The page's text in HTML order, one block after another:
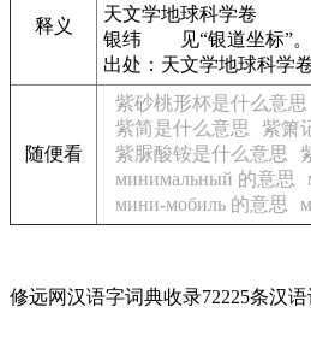
释义
天文学地球科学卷
银纬 见“银道坐标”。
出处：天文学地球科学
随便看
紫砂桃形杯是什么意思
紫简是什么意思
紫箫
紫脲酸铵是什么意思
минимальный 的意思
мини-мобиль 的意思
修远网汉语字词典收录72225条汉